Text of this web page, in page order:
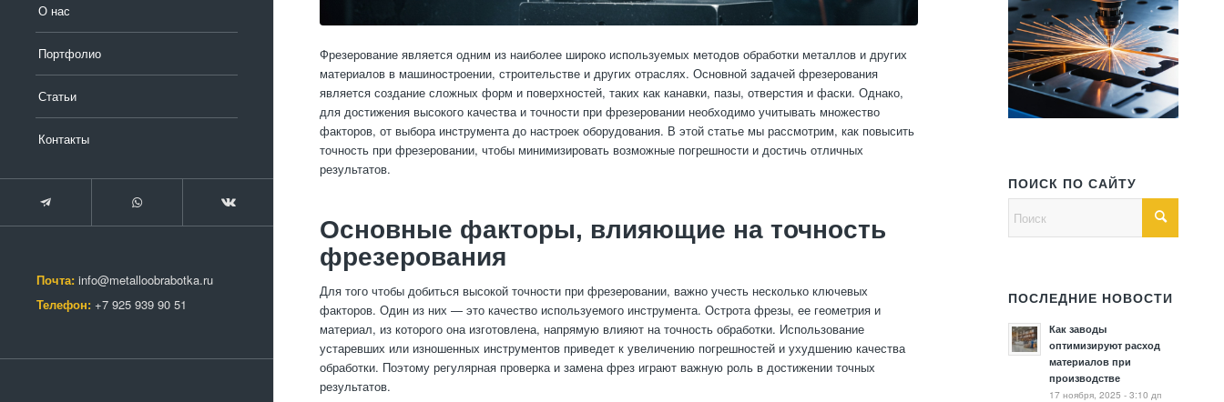
О нас
Портфолио
Статьи
Контакты
Почта: info@metalloobrabotka.ru
Телефон: +7 925 939 90 51
Фрезерование является одним из наиболее широко используемых методов обработки металлов и других
материалов в машиностроении, строительстве и других отраслях. Основной задачей фрезерования
является создание сложных форм и поверхностей, таких как канавки, пазы, отверстия и фаски. Однако,
для достижения высокого качества и точности при фрезеровании необходимо учитывать множество
факторов, от выбора инструмента до настроек оборудования. В этой статье мы рассмотрим, как повысить
точность при фрезеровании, чтобы минимизировать возможные погрешности и достичь отличных
результатов.
Основные факторы, влияющие на точность
фрезерования
Для того чтобы добиться высокой точности при фрезеровании, важно учесть несколько ключевых
факторов. Один из них — это качество используемого инструмента. Острота фрезы, ее геометрия и
материал, из которого она изготовлена, напрямую влияют на точность обработки. Использование
устаревших или изношенных инструментов приведет к увеличению погрешностей и ухудшению качества
обработки. Поэтому регулярная проверка и замена фрез играют важную роль в достижении точных
результатов.
ПОИСК ПО САЙТУ
ПОСЛЕДНИЕ НОВОСТИ
Как заводы
оптимизируют расход
материалов при
производстве
17 ноября, 2025 - 3:10 дп